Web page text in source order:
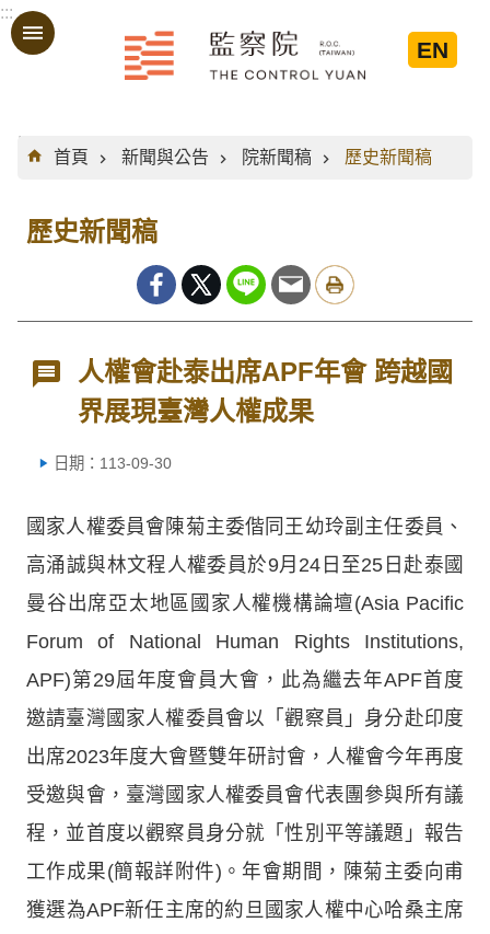
跳到主要內容區塊
:::
EN
:::
首頁
新聞與公告 院新聞稿 歷史新聞稿
歷史新聞稿
人權會赴泰出席APF年會 跨越國
界展現臺灣人權成果
日期：113-09-30
國家人權委員會陳菊主委偕同王幼玲副主任委員、
高涌誠與林文程人權委員於9月24日至25日赴泰國
曼谷出席亞太地區國家人權機構論壇(Asia Pacific
Forum of National Human Rights Institutions,
APF)第29屆年度會員大會，此為繼去年APF首度
邀請臺灣國家人權委員會以「觀察員」身分赴印度
出席2023年度大會暨雙年研討會，人權會今年再度
受邀與會，臺灣國家人權委員會代表團參與所有議
程，並首度以觀察員身分就「性別平等議題」報告
工作成果(簡報詳附件)。年會期間，陳菊主委向甫
獲選為APF新任主席的約旦國家人權中心哈桑主席